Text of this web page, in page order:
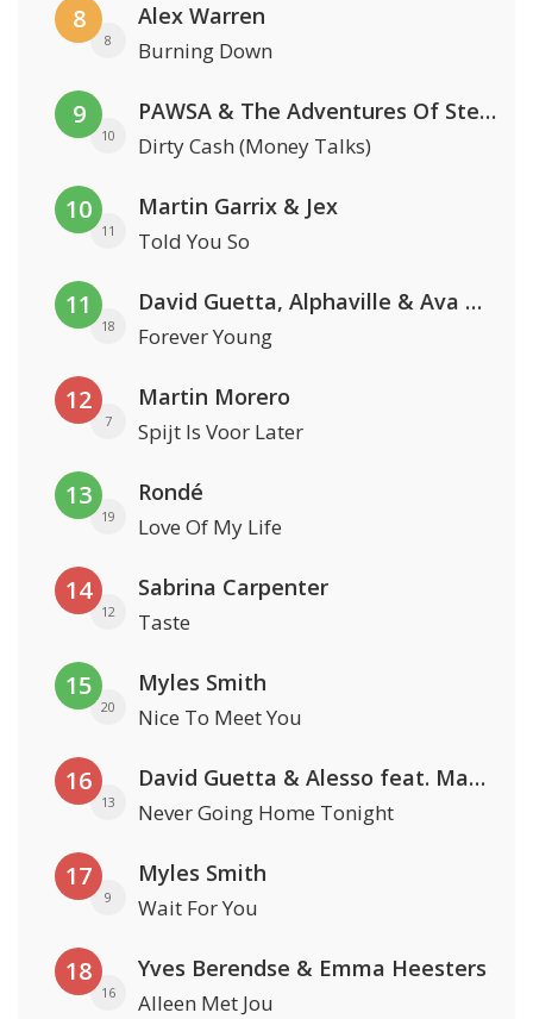
8
8
Alex Warren
Burning Down
9
10
PAWSA & The Adventures Of Stevie V
Dirty Cash (Money Talks)
10
11
Martin Garrix & Jex
Told You So
11
18
David Guetta, Alphaville & Ava Max
Forever Young
12
7
Martin Morero
Spijt Is Voor Later
13
19
Rondé
Love Of My Life
14
12
Sabrina Carpenter
Taste
15
20
Myles Smith
Nice To Meet You
16
13
David Guetta & Alesso feat. Madison Love
Never Going Home Tonight
17
9
Myles Smith
Wait For You
18
16
Yves Berendse & Emma Heesters
Alleen Met Jou